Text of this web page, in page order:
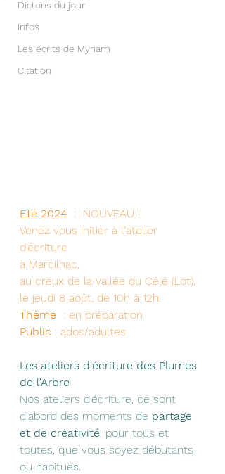
Dictons du jour
Infos
Les écrits de Myriam
Citation
Eté 2024 :  NOUVEAU !
Venez vous initier à l'atelier
d'écriture
à Marcilhac,
au creux de la vallée du Célé (Lot),
le jeudi 8 août, de 10h à 12h.
Thème
  : en préparation
Public : ados/adultes
Les ateliers d'écriture des Plumes
de l'Arbre
Nos ateliers d'écriture, ce sont
d'abord des moments de partage
et de créativité, pour tous et
toutes, que vous soyez débutants
ou habitués.